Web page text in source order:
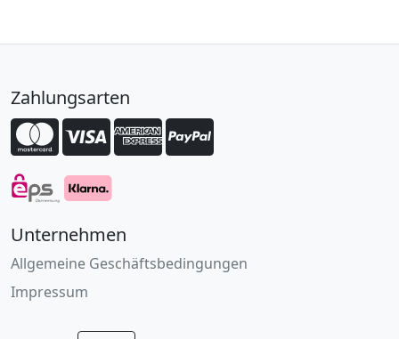
Zahlungsarten
Unternehmen
Allgemeine Geschäftsbedingungen
Impressum